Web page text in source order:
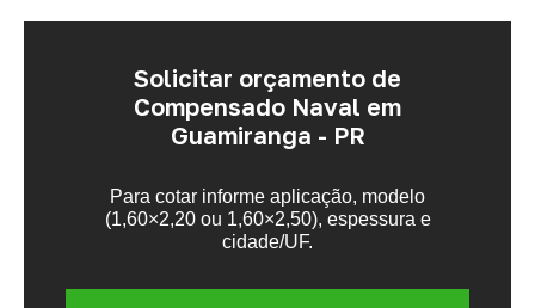
Solicitar orçamento de
Compensado Naval em
Guamiranga - PR
Para cotar informe aplicação, modelo
(1,60×2,20 ou 1,60×2,50), espessura e
cidade/UF.